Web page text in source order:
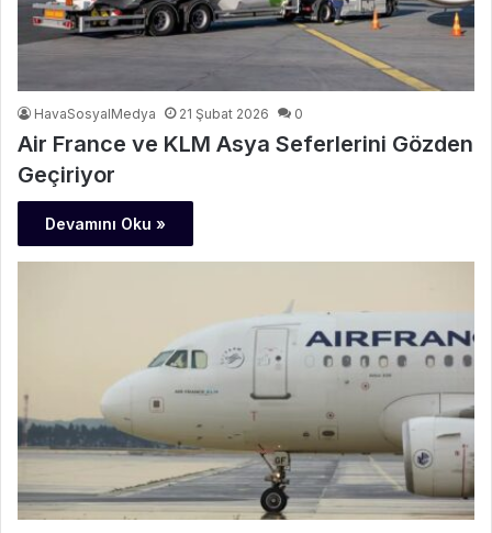
HavaSosyalMedya 21 Şubat 2026 0
Air France ve KLM Asya Seferlerini Gözden
Geçiriyor
Devamını Oku »